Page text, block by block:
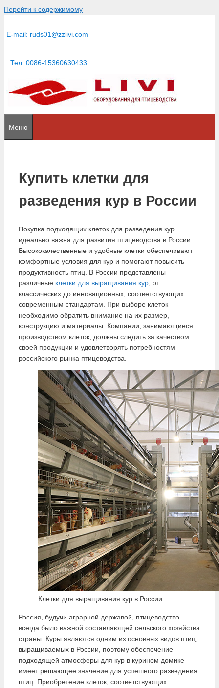
Перейти к содержимому
E-mail: ruds01@zzlivi.com
Тел: 0086-15360630433
Меню
Купить клетки для
разведения кур в России
Покупка подходящих клеток для разведения кур
идеально важна для развития птицеводства в России.
Высококачественные и удобные клетки обеспечивают
комфортные условия для кур и помогают повысить
продуктивность птиц. В России представлены
различные клетки для выращивания кур , от
классических до инновационных, соответствующих
современным стандартам. При выборе клеток
необходимо обратить внимание на их размер,
конструкцию и материалы. Компании, занимающиеся
производством клеток, должны следить за качеством
своей продукции и удовлетворять потребностям
российского рынка птицеводства.
Клетки для выращивания кур в России
Россия, будучи аграрной державой, птицеводство
всегда было важной составляющей сельского хозяйства
страны. Куры являются одним из основных видов птиц,
выращиваемых в России, поэтому обеспечение
подходящей атмосферы для кур в курином домике
имеет решающее значение для успешного разведения
птиц. Приобретение клеток, соответствующих